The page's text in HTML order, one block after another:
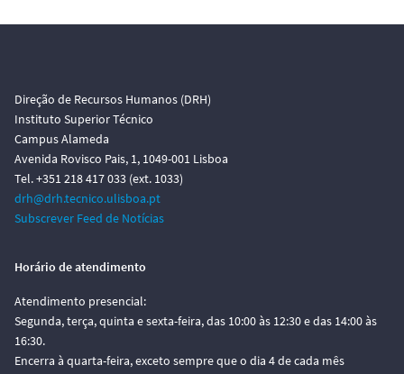
Direção de Recursos Humanos (DRH)
Instituto Superior Técnico
Campus Alameda
Avenida Rovisco Pais, 1, 1049-001 Lisboa
Tel. +351 218 417 033 (ext. 1033)
drh@drh.tecnico.ulisboa.pt
Subscrever Feed de Notícias
Horário de atendimento
Atendimento presencial:
Segunda, terça, quinta e sexta-feira, das 10:00 às 12:30 e das 14:00 às
16:30.
Encerra à quarta-feira, exceto sempre que o dia 4 de cada mês